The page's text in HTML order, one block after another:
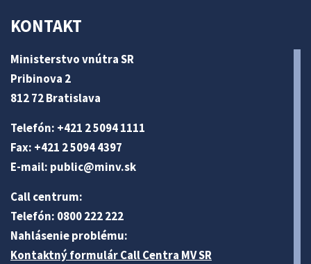
KONTAKT
Ministerstvo vnútra SR
Pribinova 2
812 72 Bratislava
Telefón: +421 2 5094 1111
Fax: +421 2 5094 4397
E-mail: public@minv.sk
Call centrum:
Telefón: 0800 222 222
Nahlásenie problému:
Kontaktný formulár Call Centra MV SR